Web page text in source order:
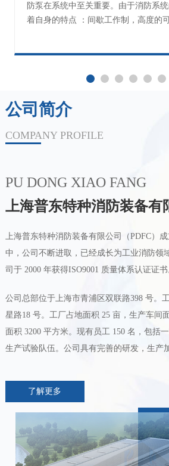
防泵在系统中至关重要。由于消防系
着自身的特点 ：间歇工作制，高度的
泵》以及美国消防协会标准 NFPA20《
公司简介
COMPANY PROFILE
PU DONG XIAO FANG
上海普东特种消防装备有
上海普东特种消防装备有限公司（PDFC）
中，公司不断进取，已经成长为工业消防领
司于 2000 年获得ISO9001 质量体系认证证书
公司总部位于上海市青浦区双联路398 号。
星路18 号。工厂占地面积 25 亩，生产车间
面积 3200 平方米。现有员工 150 名，包括
生产试验队伍。公司具有完善的研发，生产
了解更多